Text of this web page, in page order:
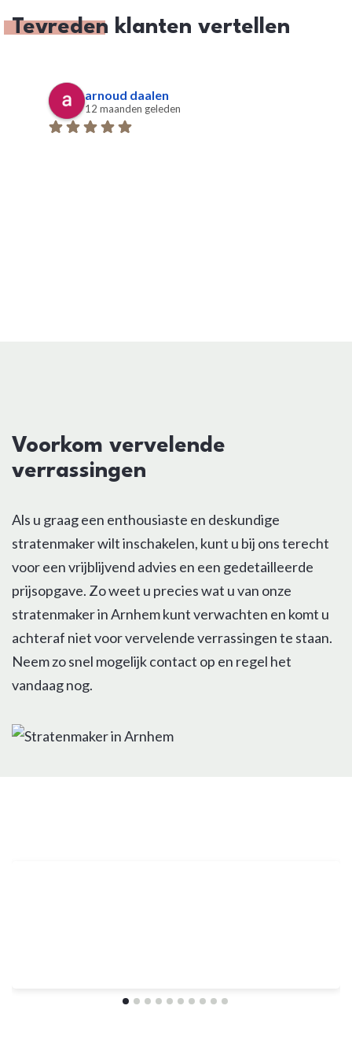
Tevreden klanten vertellen
arnoud daalen
12 maanden geleden
Voorkom vervelende
verrassingen
Als u graag een enthousiaste en deskundige
stratenmaker wilt inschakelen, kunt u bij ons terecht
voor een vrijblijvend advies en een gedetailleerde
prijsopgave. Zo weet u precies wat u van onze
stratenmaker in Arnhem kunt verwachten en komt u
achteraf niet voor vervelende verrassingen te staan.
Neem zo snel mogelijk contact op en regel het
vandaag nog.